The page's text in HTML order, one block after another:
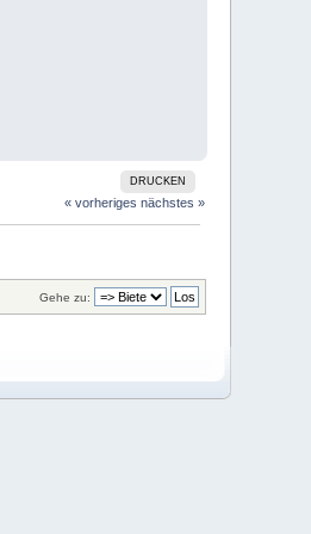
DRUCKEN
« vorheriges nächstes »
Gehe zu: